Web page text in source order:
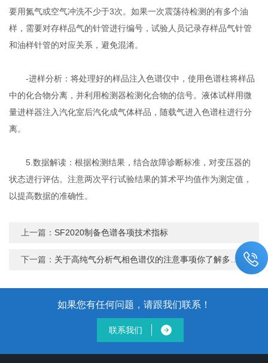
要用氮气或空气冲洗不少于3次。如果一次震荡待检测的有多个油
样，需要对存样品气的针管进行编号，试验人员记录存样品气针管
和油样针管的对应关系，避免混淆。
-进样分析：将处理好的样品注入色谱仪中，使用色谱柱将样品
中的化合物分离，并利用检测器检测化合物的信号。液体试样用微
量进样器注入汽化室后汽化成气体样品，随载气进入色谱柱进行分
离。
5.数据解读：根据检测结果，结合故障诊断标准，对变压器的
状态进行评估。注意两次平行试验结果的算术平均值作为测定值，
以提高数据的准确性。
上一篇： SF2020制备色谱各项技术指标
下一篇： 关于高纯气分析气相色谱仪的注意事项你了解多少？
如果您有任何问题，请跟我们联系！
联系我们